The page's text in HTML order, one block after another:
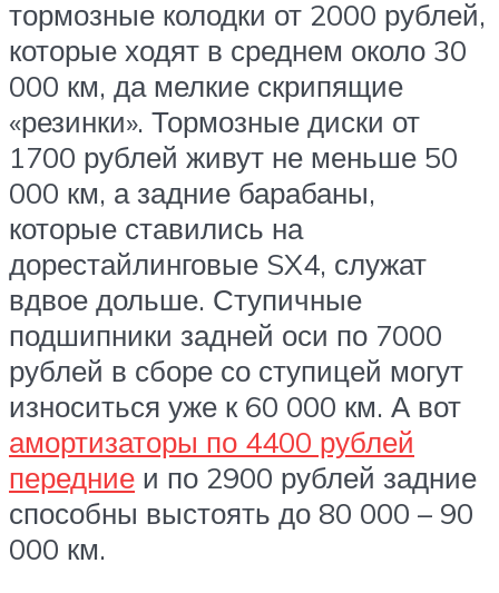
тормозные колодки от 2000 рублей,
которые ходят в среднем около 30
000 км, да мелкие скрипящие
«резинки». Тормозные диски от
1700 рублей живут не меньше 50
000 км, а задние барабаны,
которые ставились на
дорестайлинговые SX4, служат
вдвое дольше. Ступичные
подшипники задней оси по 7000
рублей в сборе со ступицей могут
износиться уже к 60 000 км. А вот
амортизаторы по 4400 рублей
передние и по 2900 рублей задние
способны выстоять до 80 000 – 90
000 км.